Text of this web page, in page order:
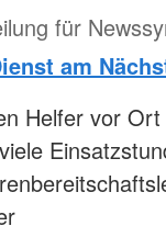
für
am
Helfer vor